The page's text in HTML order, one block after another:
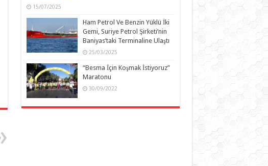
15/07/2025
Ham Petrol Ve Benzin Yüklü İki
Gemi, Suriye Petrol Şirketi’nin
Baniyas’taki Terminaline Ulaştı
25/03/2025
“Besma İçin Koşmak İstiyoruz”
Maratonu
30/09/2022